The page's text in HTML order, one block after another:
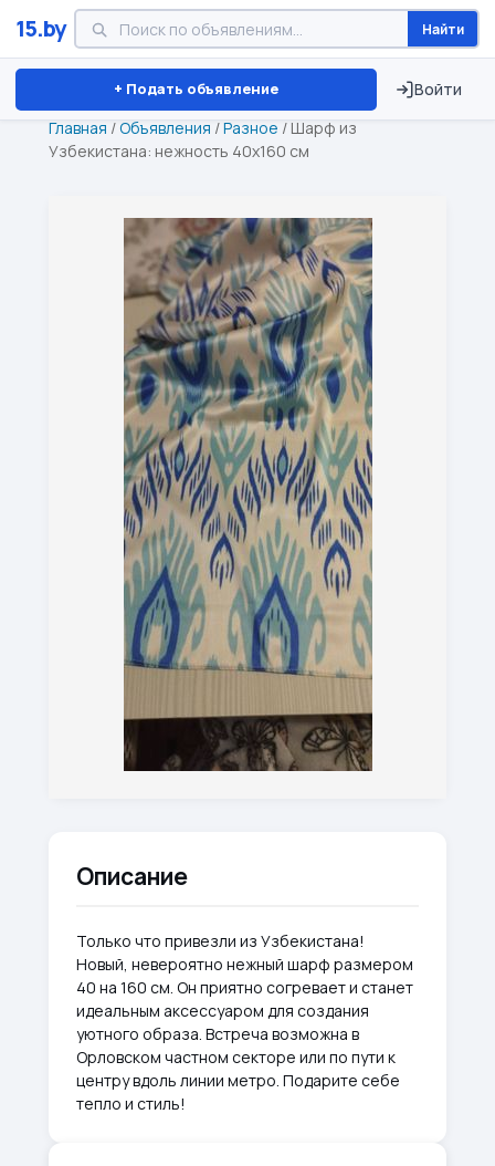
15.by Найти
+ Подать объявление Войти
Минск Витебск Брест ⏱ ТОЛЬКО 15 ДНЕЙ
Главная /Объявления /Разное / Шарф из
Узбекистана: нежность 40х160 см
Описание
Только что привезли из Узбекистана!
Новый, невероятно нежный шарф размером
40 на 160 см. Он приятно согревает и станет
идеальным аксессуаром для создания
уютного образа. Встреча возможна в
Орловском частном секторе или по пути к
центру вдоль линии метро. Подарите себе
тепло и стиль!